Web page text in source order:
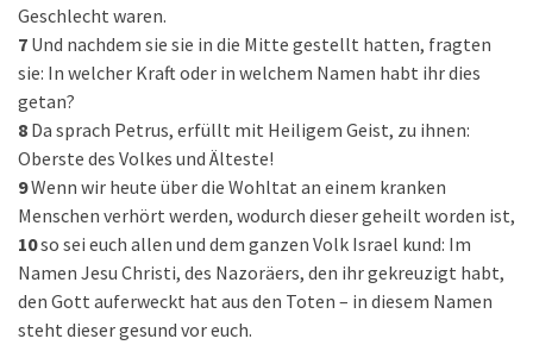
Geschlecht waren.
7 Und nachdem sie sie in die Mitte gestellt hatten, fragten
sie: In welcher Kraft oder in welchem Namen habt ihr dies
getan?
8 Da sprach Petrus, erfüllt mit Heiligem Geist, zu ihnen:
Oberste des Volkes und Älteste!
9Wenn wir heute über die Wohltat an einem kranken
Menschen verhört werden, wodurch dieser geheilt worden ist,
10so sei euch allen und dem ganzen Volk Israel kund: Im
Namen Jesu Christi, des Nazoräers, den ihr gekreuzigt habt,
den Gott auferweckt hat aus den Toten – in diesem Namen
steht dieser gesund vor euch.